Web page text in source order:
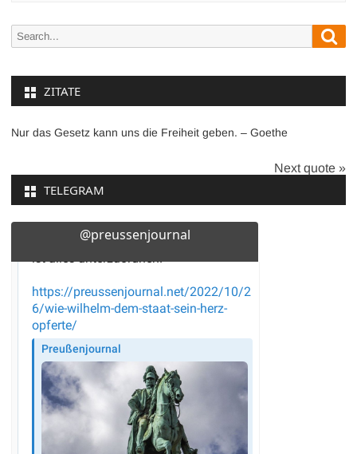
Search
ZITATE
Nur das Gesetz kann uns die Freiheit geben. – Goethe
Next quote »
TELEGRAM
@preussenjournal